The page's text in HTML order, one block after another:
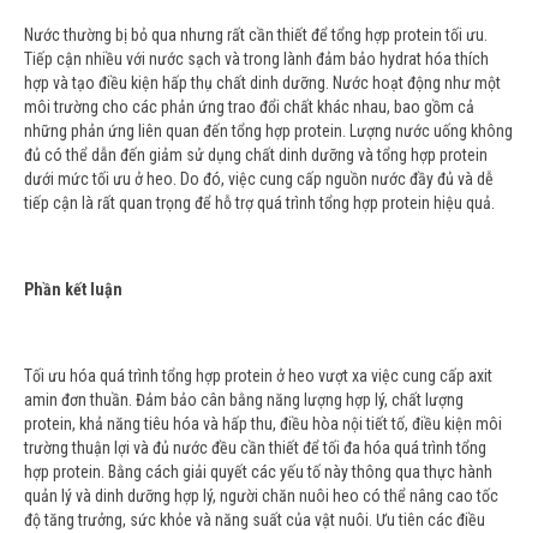
Nước thường bị bỏ qua nhưng rất cần thiết để tổng hợp protein tối ưu.
Tiếp cận nhiều với nước sạch và trong lành đảm bảo hydrat hóa thích
hợp và tạo điều kiện hấp thụ chất dinh dưỡng. Nước hoạt động như một
môi trường cho các phản ứng trao đổi chất khác nhau, bao gồm cả
những phản ứng liên quan đến tổng hợp protein. Lượng nước uống không
đủ có thể dẫn đến giảm sử dụng chất dinh dưỡng và tổng hợp protein
dưới mức tối ưu ở heo. Do đó, việc cung cấp nguồn nước đầy đủ và dễ
tiếp cận là rất quan trọng để hỗ trợ quá trình tổng hợp protein hiệu quả.
Phần kết luận
Tối ưu hóa quá trình tổng hợp protein ở heo vượt xa việc cung cấp axit
amin đơn thuần. Đảm bảo cân bằng năng lượng hợp lý, chất lượng
protein, khả năng tiêu hóa và hấp thu, điều hòa nội tiết tố, điều kiện môi
trường thuận lợi và đủ nước đều cần thiết để tối đa hóa quá trình tổng
hợp protein. Bằng cách giải quyết các yếu tố này thông qua thực hành
quản lý và dinh dưỡng hợp lý, người chăn nuôi heo có thể nâng cao tốc
độ tăng trưởng, sức khỏe và năng suất của vật nuôi. Ưu tiên các điều